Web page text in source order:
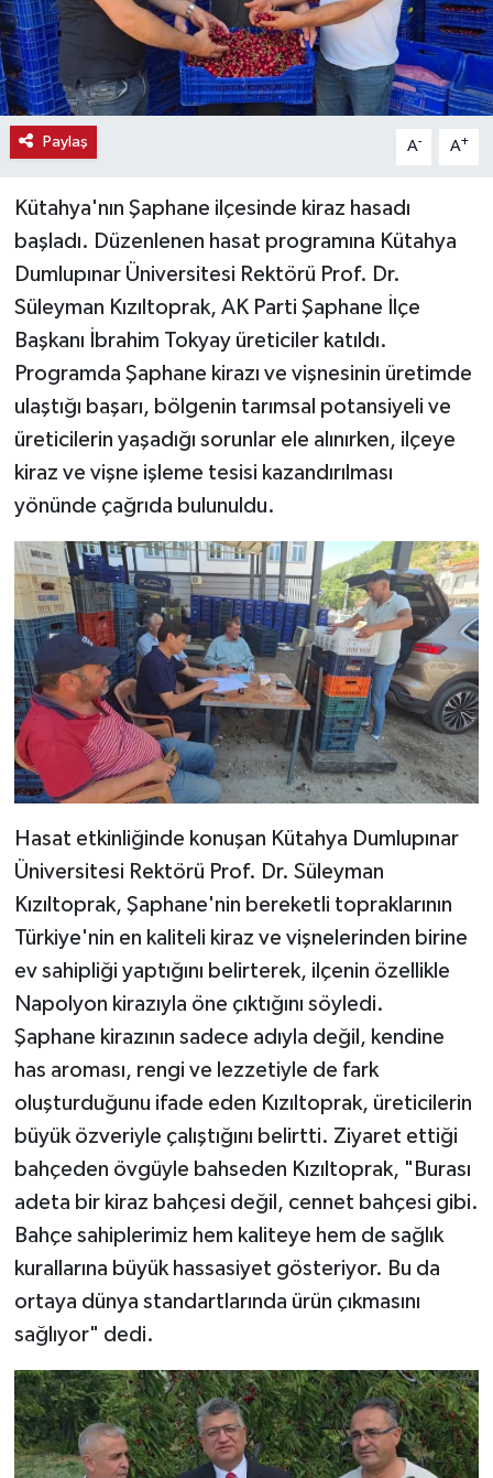
Paylaş A- A+
Kütahya'nın Şaphane ilçesinde kiraz hasadı
başladı. Düzenlenen hasat programına Kütahya
Dumlupınar Üniversitesi Rektörü Prof. Dr.
Süleyman Kızıltoprak, AK Parti Şaphane İlçe
Başkanı İbrahim Tokyay üreticiler katıldı.
Programda Şaphane kirazı ve vişnesinin üretimde
ulaştığı başarı, bölgenin tarımsal potansiyeli ve
üreticilerin yaşadığı sorunlar ele alınırken, ilçeye
kiraz ve vişne işleme tesisi kazandırılması
yönünde çağrıda bulunuldu.
Hasat etkinliğinde konuşan Kütahya Dumlupınar
Üniversitesi Rektörü Prof. Dr. Süleyman
Kızıltoprak, Şaphane'nin bereketli topraklarının
Türkiye'nin en kaliteli kiraz ve vişnelerinden birine
ev sahipliği yaptığını belirterek, ilçenin özellikle
Napolyon kirazıyla öne çıktığını söyledi.
Şaphane kirazının sadece adıyla değil, kendine
has aroması, rengi ve lezzetiyle de fark
oluşturduğunu ifade eden Kızıltoprak, üreticilerin
büyük özveriyle çalıştığını belirtti. Ziyaret ettiği
bahçeden övgüyle bahseden Kızıltoprak, "Burası
adeta bir kiraz bahçesi değil, cennet bahçesi gibi.
Bahçe sahiplerimiz hem kaliteye hem de sağlık
kurallarına büyük hassasiyet gösteriyor. Bu da
ortaya dünya standartlarında ürün çıkmasını
sağlıyor" dedi.
Magazin
Resmi İlanlar
Sağlık
Seri İlan
Siyaset
Spor
Teknoloji
Vasıta
Vefat Haberleri
Yaşam